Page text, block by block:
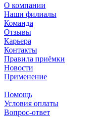
О компании
Наши филиалы
Команда
Отзывы
Карьера
Контакты
Правила приёмки
Новости
Применение
Помощь
Условия оплаты
Вопрос-ответ